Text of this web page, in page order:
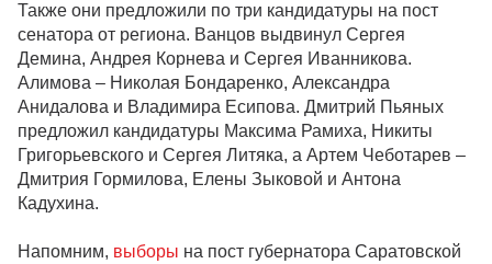
Также они предложили по три кандидатуры на пост
сенатора от региона. Ванцов выдвинул Сергея
Демина, Андрея Корнева и Сергея Иванникова.
Алимова – Николая Бондаренко, Александра
Анидалова и Владимира Есипова. Дмитрий Пьяных
предложил кандидатуры Максима Рамиха, Никиты
Григорьевского и Сергея Литяка, а Артем Чеботарев –
Дмитрия Гормилова, Елены Зыковой и Антона
Кадухина.
Напомним, выборы на пост губернатора Саратовской